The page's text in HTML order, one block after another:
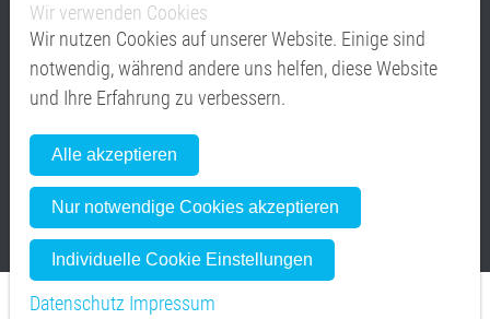
www.irishfolkfestival.de
www.Irishheartbeat.eu
Mitglied im
Copyright © Magnetic Music GmbH - moving emotions from stage to stage
Wir verwenden Cookies
Wir nutzen Cookies auf unserer Website. Einige sind
notwendig, während andere uns helfen, diese Website
und Ihre Erfahrung zu verbessern.
Alle akzeptieren
Nur notwendige Cookies akzeptieren
Individuelle Cookie Einstellungen
Datenschutz Impressum